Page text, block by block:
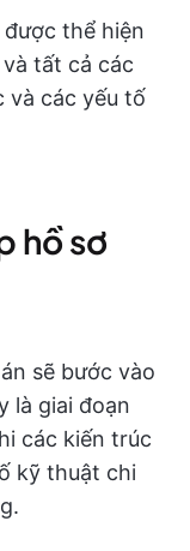
thể hiện
tất cả các
và các yếu tố
hồ sơ
sẽ bước vào
là giai đoạn
các kiến trúc
kỹ thuật chi